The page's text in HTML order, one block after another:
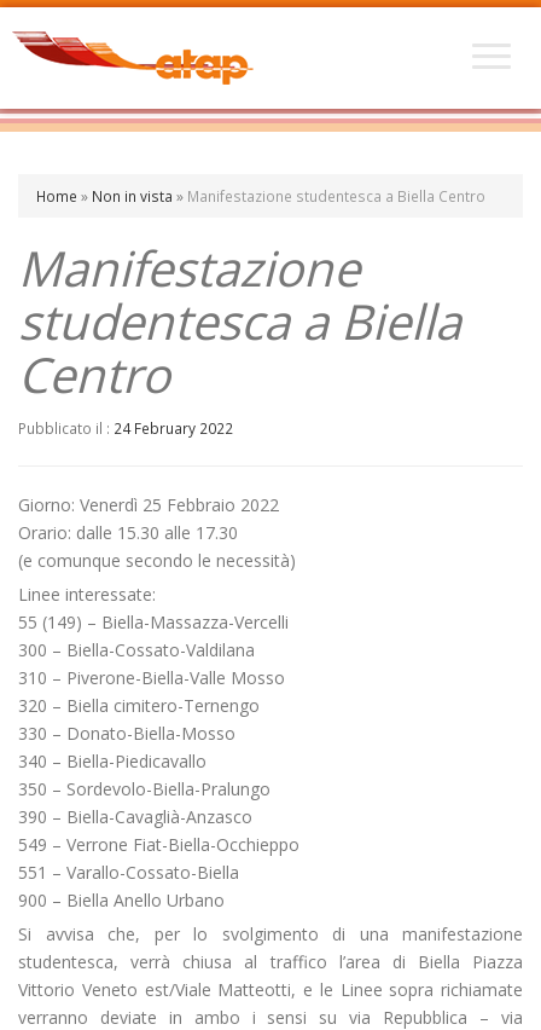
Home » Non in vista » Manifestazione studentesca a Biella Centro
Manifestazione
studentesca a Biella
Centro
Pubblicato il : 24 February 2022
Giorno: Venerdì 25 Febbraio 2022
Orario: dalle 15.30 alle 17.30
(e comunque secondo le necessità)
Linee interessate:
55 (149) – Biella-Massazza-Vercelli
300 – Biella-Cossato-Valdilana
310 – Piverone-Biella-Valle Mosso
320 – Biella cimitero-Ternengo
330 – Donato-Biella-Mosso
340 – Biella-Piedicavallo
350 – Sordevolo-Biella-Pralungo
390 – Biella-Cavaglià-Anzasco
549 – Verrone Fiat-Biella-Occhieppo
551 – Varallo-Cossato-Biella
900 – Biella Anello Urbano
Si avvisa che, per lo svolgimento di una manifestazione
studentesca, verrà chiusa al traffico l’area di Biella Piazza
Vittorio Veneto est/Viale Matteotti, e le Linee sopra richiamate
verranno deviate in ambo i sensi su via Repubblica – via